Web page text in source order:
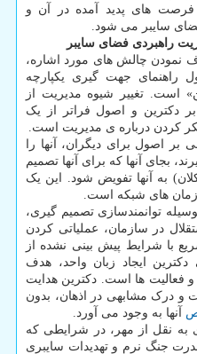
های پدید آمده در آن و
سایبر می شود.
راهبردی فضای سایبر
نمودن چالش های مورد اشاره،
راهنمای جهت گیری یکپارچه
است. تغییر شیوه مدیریت از
دکترین و اصول فراتر از یک
کردن درباره ی مدیریت است.
بر اصول برای دیگران، آنها را
بجای آنها که برای آنها تصمیم
به آنها تفویض شود. این یک
های شبکه است.
توانمندسازی تصمیم گیری،
در سازمان، عملیاتی کردن
با شرایط پیش بینی نشده از
ایجاد زبان واحد، هدف
فعالیت ها است. دکترین هدایت
درک مشابهی در اذهان، بدون
آنها به وجود می آورد.
نقل از مهر، در شرایطی که
جنگ نرم و تهدیدات سایبری